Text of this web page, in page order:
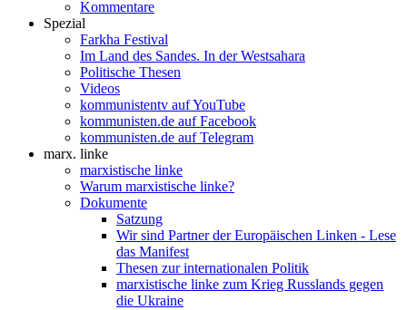
Kommentare
Spezial
Farkha Festival
Im Land des Sandes. In der Westsahara
Politische Thesen
Videos
kommunistentv auf YouTube
kommunisten.de auf Facebook
kommunisten.de auf Telegram
marx. linke
marxistische linke
Warum marxistische linke?
Dokumente
Satzung
Wir sind Partner der Europäischen Linken - Lese
das Manifest
Thesen zur internationalen Politik
marxistische linke zum Krieg Russlands gegen
die Ukraine